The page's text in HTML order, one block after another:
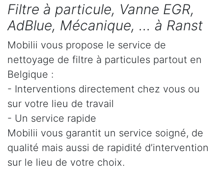
Filtre à particule, Vanne EGR,
AdBlue, Mécanique, ... à Ranst
Mobilii vous propose le service de
nettoyage de filtre à particules partout en
Belgique :
- Interventions directement chez vous ou
sur votre lieu de travail
- Un service rapide
Mobilii vous garantit un service soigné, de
qualité mais aussi de rapidité d’intervention
sur le lieu de votre choix.